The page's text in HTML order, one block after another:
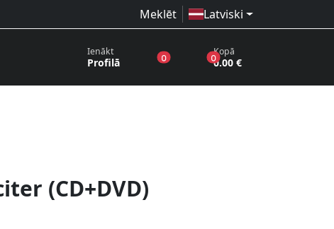
Meklēt Latviski
Ienākt
Profilā 0produkti vēlmju sarakstā
0produkti grozā
Kopā
0.00 €
(CD+DVD)